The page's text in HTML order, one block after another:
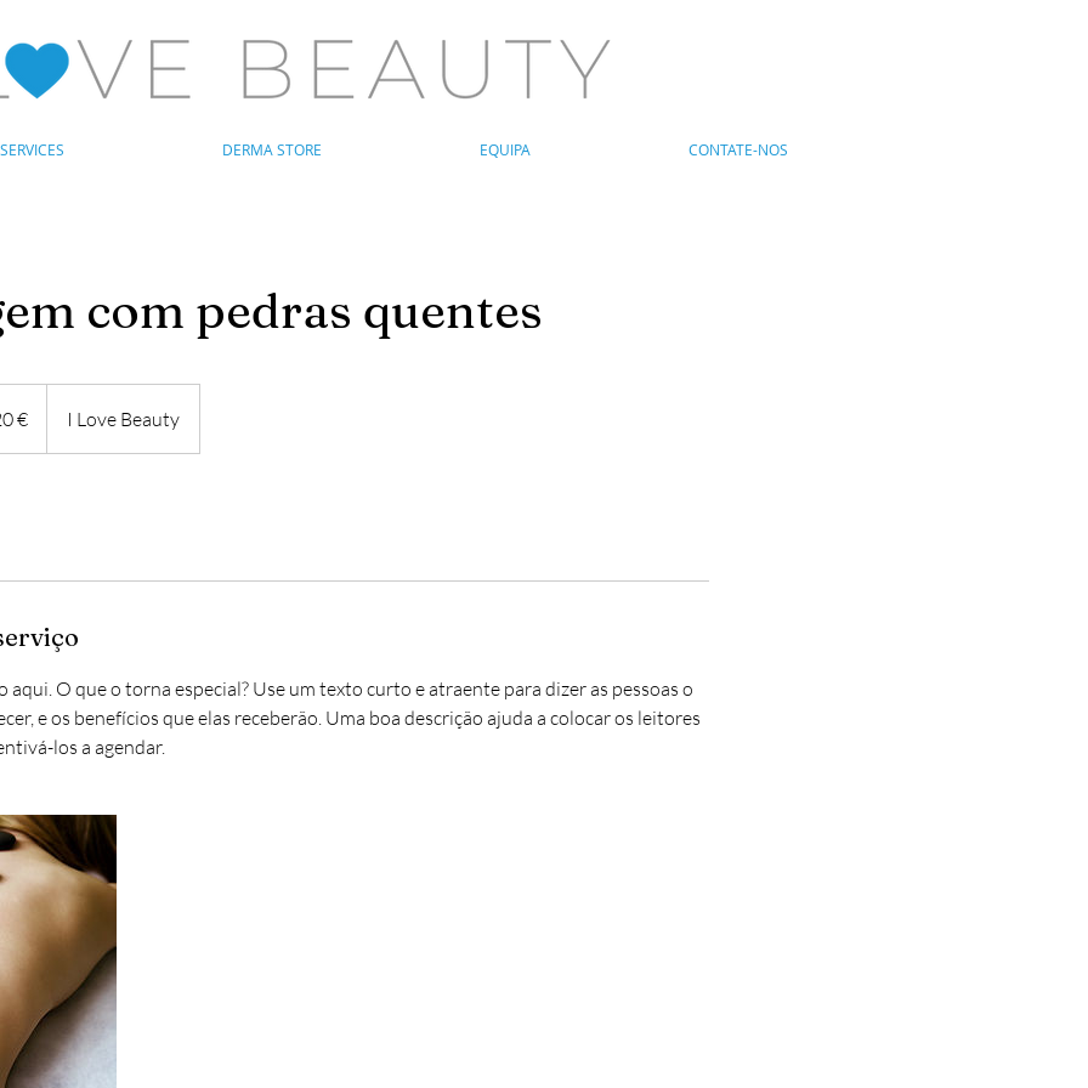
DERMA STORE EQUIPA CONTATE-NOS
com pedras quentes
€ I Love Beauty
aqui. O que o torna especial? Use um texto curto e atraente para dizer as pessoas o
e os benefícios que elas receberão. Uma boa descrição ajuda a colocar os leitores
los a agendar.